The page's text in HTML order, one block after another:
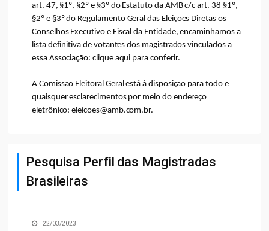
art. 47, §1º, §2º e §3º do Estatuto da AMB c/c art. 38 §1º,
§2º e §3º do Regulamento Geral das Eleições Diretas os
Conselhos Executivo e Fiscal da Entidade, encaminhamos a
lista definitiva de votantes dos magistrados vinculados a
essa Associação: clique aqui para conferir.
A Comissão Eleitoral Geral está à disposição para todo e
quaisquer esclarecimentos por meio do endereço
eletrônico: eleicoes@amb.com.br.
Pesquisa Perfil das Magistradas
Brasileiras
22/03/2023